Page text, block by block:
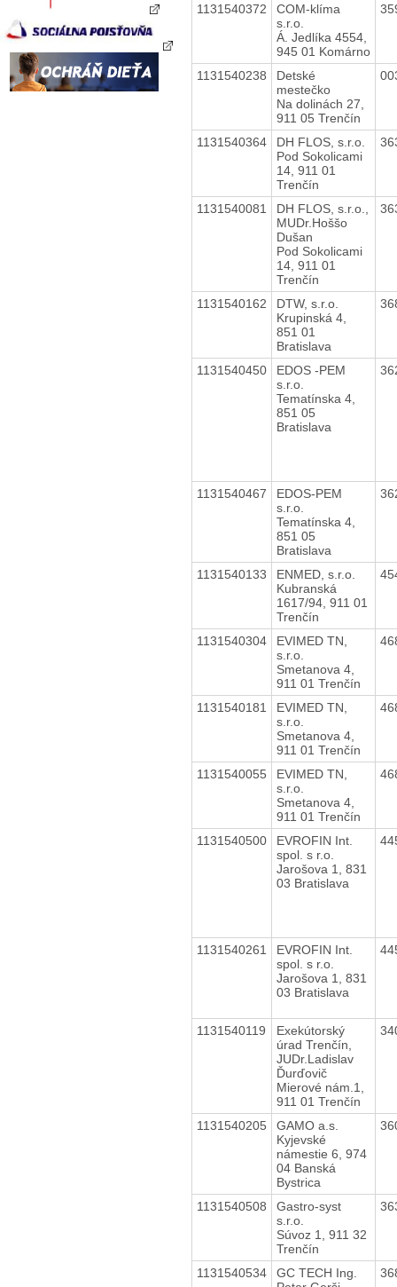
1131540372
COM-klíma
s.r.o.
Á. Jedlíka 4554,
945 01 Komárno
1131540238
Detské
mestečko
Na dolinách 27,
911 05 Trenčín
1131540364
DH FLOS, s.r.o.
Pod Sokolicami
14, 911 01
Trenčín
1131540081
DH FLOS, s.r.o.,
MUDr.Hoššo
Dušan
Pod Sokolicami
14, 911 01
Trenčín
1131540162
DTW, s.r.o.
Krupinská 4,
851 01
Bratislava
1131540450
EDOS -PEM
s.r.o.
Tematínska 4,
851 05
Bratislava
1131540467
EDOS-PEM
s.r.o.
Tematínska 4,
851 05
Bratislava
1131540133
ENMED, s.r.o.
Kubranská
1617/94, 911 01
Trenčín
1131540304
EVIMED TN,
s.r.o.
Smetanova 4,
911 01 Trenčín
1131540181
EVIMED TN,
s.r.o.
Smetanova 4,
911 01 Trenčín
1131540055
EVIMED TN,
s.r.o.
Smetanova 4,
911 01 Trenčín
1131540500
EVROFIN Int.
spol. s r.o.
Jarošova 1, 831
03 Bratislava
1131540261
EVROFIN Int.
spol. s r.o.
Jarošova 1, 831
03 Bratislava
1131540119
Exekútorský
úrad Trenčín,
JUDr.Ladislav
Ďurďovič
Mierové nám.1,
911 01 Trenčín
1131540205
GAMO a.s.
Kyjevské
námestie 6, 974
04 Banská
Bystrica
1131540508
Gastro-syst
s.r.o.
Súvoz 1, 911 32
Trenčín
1131540534
GC TECH Ing.